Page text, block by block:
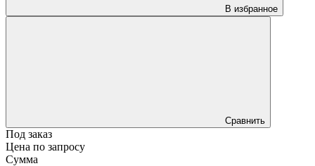
В избранное
Сравнить
Под заказ
Цена по запросу
Сумма